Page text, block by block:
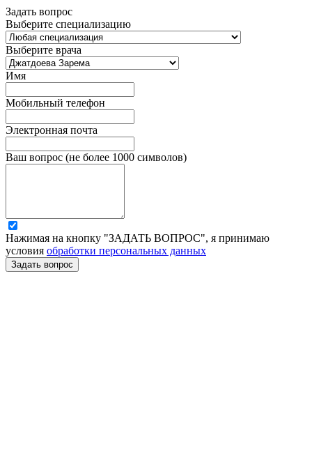
Задать вопрос
Выберите специализацию
Выберите врача
Имя
Мобильный телефон
Электронная почта
Ваш вопрос (не более 1000 символов)
Нажимая на кнопку "ЗАДАТЬ ВОПРОС", я принимаю
условия обработки персональных данных
Задать вопрос